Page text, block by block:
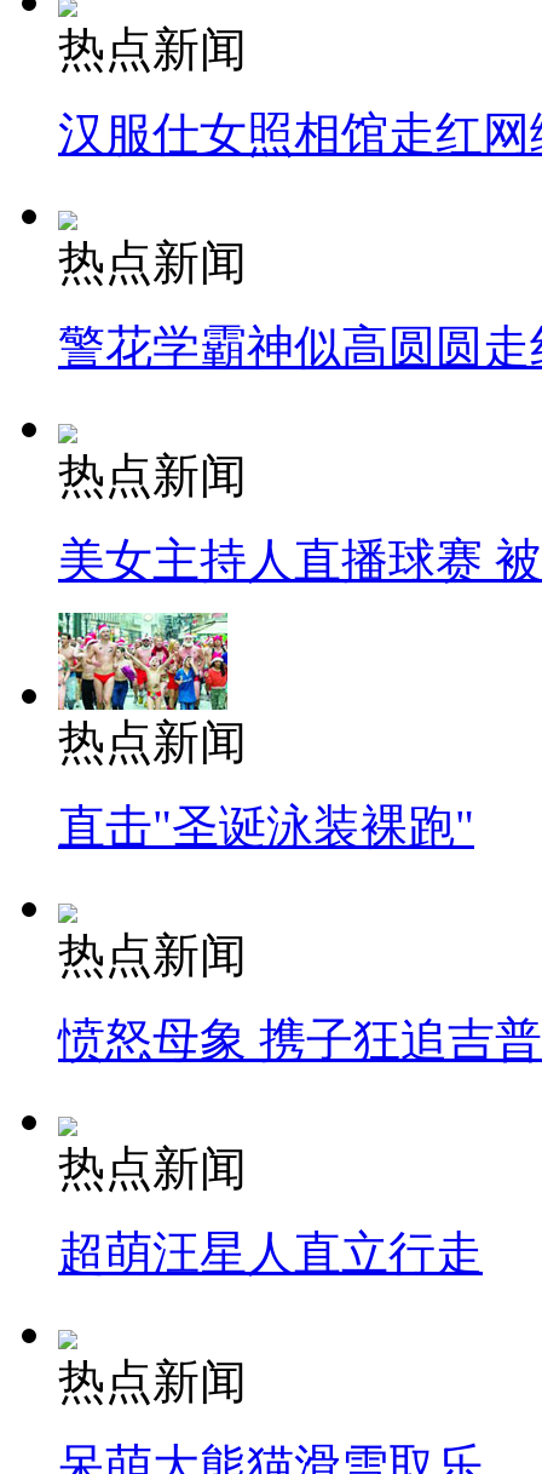
热点新闻
汉服仕女照相馆走红网
热点新闻
警花学霸神似高圆圆走
热点新闻
美女主持人直播球赛
热点新闻
直击"圣诞泳装裸跑"
热点新闻
愤怒母象 携子狂追吉
热点新闻
超萌汪星人直立行走
热点新闻